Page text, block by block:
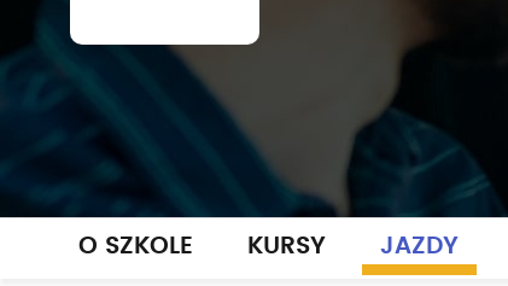
O SZKOLE KURSY JAZDY